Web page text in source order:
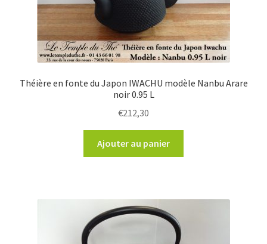
Théière en fonte du Japon IWACHU modèle Nanbu Arare
noir 0.95 L
€212,30
Ajouter au panier